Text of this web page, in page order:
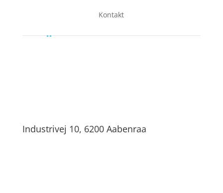
Kontakt
Industrivej 10, 6200 Aabenraa